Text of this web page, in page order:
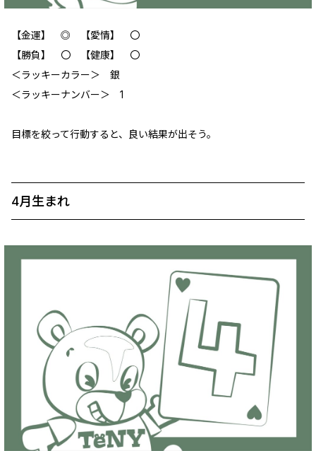
【金運】 ◎ 【愛情】 ‪〇
【勝負】 〇 【健康】 〇
＜ラッキーカラー＞ 銀
＜ラッキーナンバー＞ 1
目標を絞って行動すると、良い結果が出そう。
4月生まれ